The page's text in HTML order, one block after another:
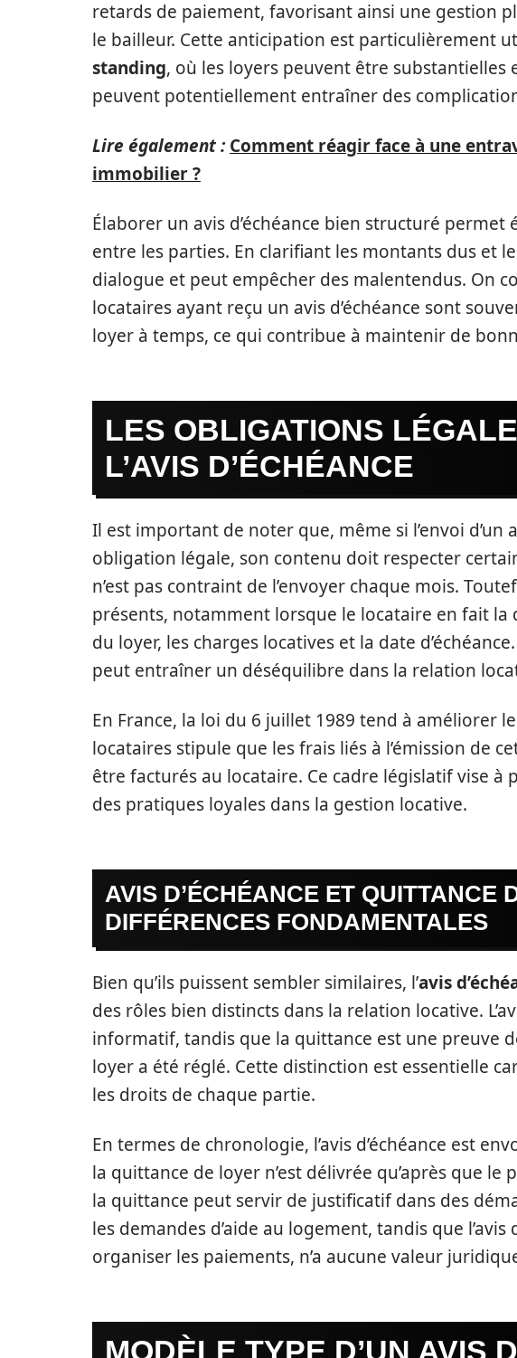
retards de paiement, favorisant ainsi une gestion
le bailleur. Cette anticipation est particulièrement
standing, où les loyers peuvent être
peuvent potentiellement entraîner des
Lire également : Comment réagir face à une
immobilier ?
Élaborer un avis d’échéance bien structuré
entre les parties. En clarifiant les montants dus et
dialogue et peut empêcher des malentendus. On
locataires ayant reçu un avis d’échéance sont
loyer à temps, ce qui contribue à maintenir de
LES OBLIGATIONS
L’AVIS D’ÉCHÉANCE
Il est important de noter que, même si l’envoi d’un
obligation légale, son contenu doit respecter
n’est pas contraint de l’envoyer chaque mois.
présents, notamment lorsque le locataire en fait
du loyer, les charges locatives et la date
peut entraîner un déséquilibre dans la relation
En France, la loi du 6 juillet 1989 tend à améliorer
locataires stipule que les frais liés à l’émission de
être facturés au locataire. Ce cadre législatif vise
des pratiques loyales dans la gestion locative.
AVIS D’ÉCHÉANCE ET QUITTANCE
DIFFÉRENCES FONDAMENTALES
Bien qu’ils puissent sembler similaires, l’avis
des rôles bien distincts dans la relation locative.
informatif, tandis que la quittance est une preuve
loyer a été réglé. Cette distinction est essentielle
les droits de chaque partie.
En termes de chronologie, l’avis d’échéance est
la quittance de loyer n’est délivrée qu’après que
la quittance peut servir de justificatif dans des
les demandes d’aide au logement, tandis que l’avis
organiser les paiements, n’a aucune valeur
MODÈLE TYPE D’UN AVIS